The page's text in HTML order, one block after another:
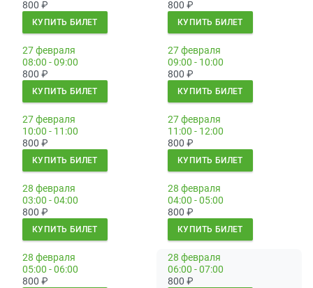
800 ₽
КУПИТЬ БИЛЕТ
800 ₽
КУПИТЬ БИЛЕТ
27 февраля
08:00 - 09:00
800 ₽
КУПИТЬ БИЛЕТ
27 февраля
09:00 - 10:00
800 ₽
КУПИТЬ БИЛЕТ
27 февраля
10:00 - 11:00
800 ₽
КУПИТЬ БИЛЕТ
27 февраля
11:00 - 12:00
800 ₽
КУПИТЬ БИЛЕТ
28 февраля
03:00 - 04:00
800 ₽
КУПИТЬ БИЛЕТ
28 февраля
04:00 - 05:00
800 ₽
КУПИТЬ БИЛЕТ
28 февраля
05:00 - 06:00
800 ₽
28 февраля
06:00 - 07:00
800 ₽